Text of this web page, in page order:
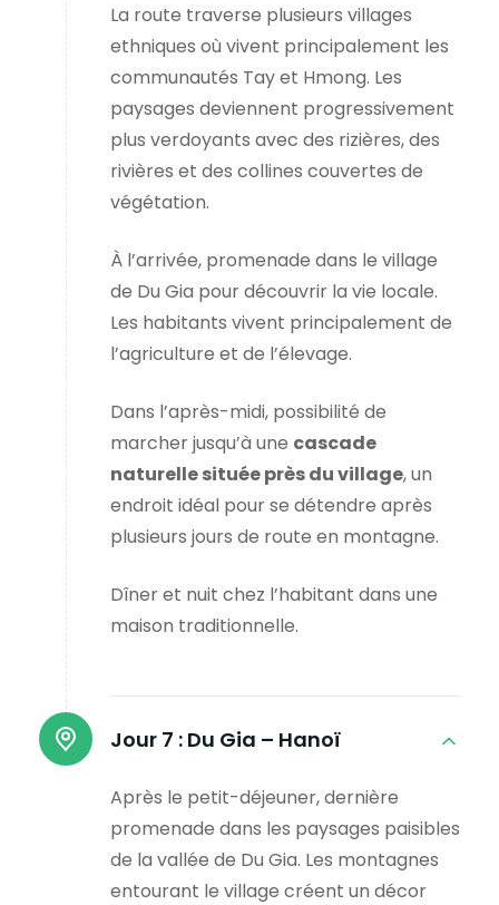
La route traverse plusieurs villages
ethniques où vivent principalement les
communautés Tay et Hmong. Les
paysages deviennent progressivement
plus verdoyants avec des rizières, des
rivières et des collines couvertes de
végétation.
À l’arrivée, promenade dans le village
de Du Gia pour découvrir la vie locale.
Les habitants vivent principalement de
l’agriculture et de l’élevage.
Dans l’après-midi, possibilité de
marcher jusqu’à une cascade
naturelle située près du village, un
endroit idéal pour se détendre après
plusieurs jours de route en montagne.
Dîner et nuit chez l’habitant dans une
maison traditionnelle.
Jour 7 : Du Gia – Hanoï
Après le petit-déjeuner, dernière
promenade dans les paysages paisibles
de la vallée de Du Gia. Les montagnes
entourant le village créent un décor